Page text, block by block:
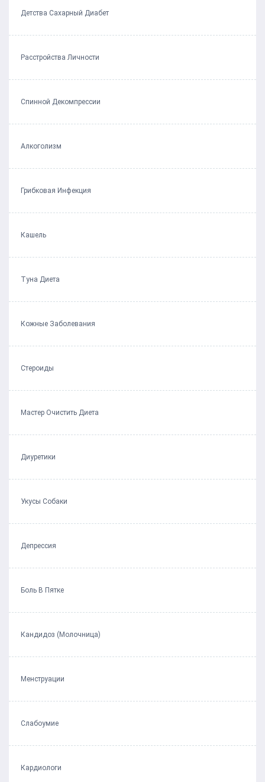
Детства Сахарный Диабет
Расстройства Личности
Спинной Декомпрессии
Алкоголизм
Грибковая Инфекция
Кашель
Туна Диета
Кожные Заболевания
Стероиды
Мастер Очистить Диета
Диуретики
Укусы Собаки
Депрессия
Боль В Пятке
Кандидоз (Молочница)
Менструации
Слабоумие
Кардиологи